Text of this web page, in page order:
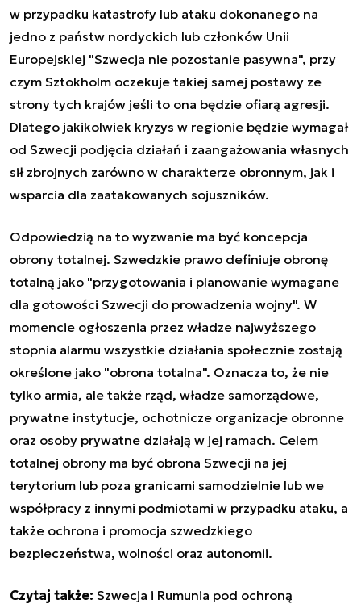
w przypadku katastrofy lub ataku dokonanego na
jedno z państw nordyckich lub członków Unii
Europejskiej "Szwecja nie pozostanie pasywna", przy
czym Sztokholm oczekuje takiej samej postawy ze
strony tych krajów jeśli to ona będzie ofiarą agresji.
Dlatego jakikolwiek kryzys w regionie będzie wymagał
od Szwecji podjęcia działań i zaangażowania własnych
sił zbrojnych zarówno w charakterze obronnym, jak i
wsparcia dla zaatakowanych sojuszników.
Odpowiedzią na to wyzwanie ma być koncepcja
obrony totalnej. Szwedzkie prawo definiuje obronę
totalną jako "przygotowania i planowanie wymagane
dla gotowości Szwecji do prowadzenia wojny". W
momencie ogłoszenia przez władze najwyższego
stopnia alarmu wszystkie działania społecznie zostają
określone jako "obrona totalna". Oznacza to, że nie
tylko armia, ale także rząd, władze samorządowe,
prywatne instytucje, ochotnicze organizacje obronne
oraz osoby prywatne działają w jej ramach. Celem
totalnej obrony ma być obrona Szwecji na jej
terytorium lub poza granicami samodzielnie lub we
współpracy z innymi podmiotami w przypadku ataku, a
także ochrona i promocja szwedzkiego
bezpieczeństwa, wolności oraz autonomii.
Czytaj także: Szwecja i Rumunia pod ochroną